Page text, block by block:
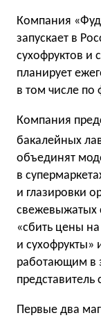
Компания
запускает в
сухофруктов и
планирует
в том числе по
Компания
бакалейных
объединят
в
и глазировки
свежевыжатых
«сбить цены
и сухофрукты»
работающим в
представитель
Первые два